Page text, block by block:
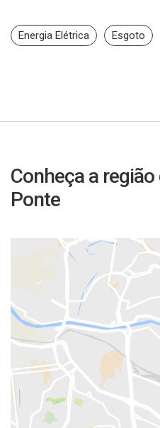
Energia Elétrica Esgoto
Conheça a
Ponte